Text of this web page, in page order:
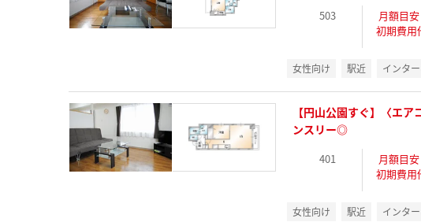
503
月額目
初期費用
女性向け 駅近 インタ
【円山公園すぐ】〈エ
ンスリー◎
401
月額目
初期費用
女性向け 駅近 インタ